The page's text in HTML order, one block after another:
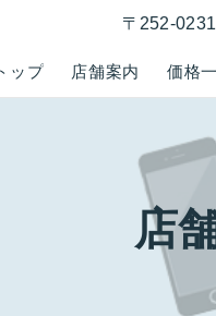
ップ 店舗案内 価格
〒252-
店